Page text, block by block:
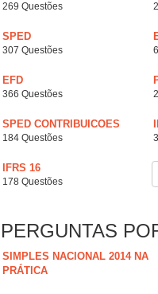
269 Questões
SPED
307 Questões
EFD
366 Questões
SPED CONTRIBUICOES
184 Questões
IFRS 16
178 Questões
PERGUNTAS
SIMPLES NACIONAL 2014 NA
PRÁTICA